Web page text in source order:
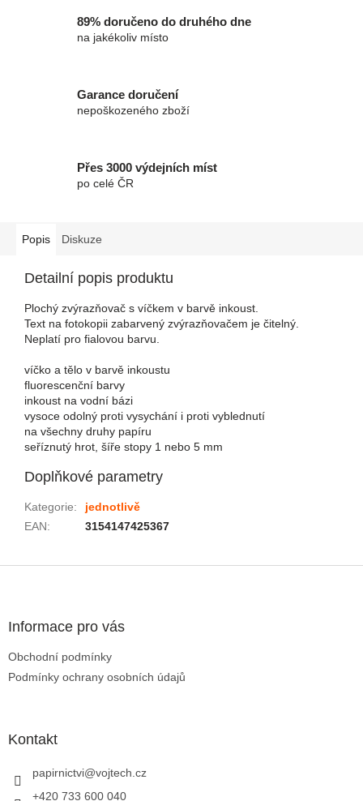
89% doručeno do druhého dne
na jakékoliv místo
Garance doručení
nepoškozeného zboží
Přes 3000 výdejních míst
po celé ČR
Popis Diskuze
Detailní popis produktu
Plochý zvýrazňovač s víčkem v barvě inkoust.
Text na fotokopii zabarvený zvýrazňovačem je čitelný.
Neplatí pro fialovou barvu.
víčko a tělo v barvě inkoustu
fluorescenční barvy
inkoust na vodní bázi
vysoce odolný proti vysychání i proti vyblednutí
na všechny druhy papíru
seříznutý hrot, šíře stopy 1 nebo 5 mm
Doplňkové parametry
Kategorie:
jednotlivě
EAN: 3154147425367
Informace pro vás
Obchodní podmínky
Podmínky ochrany osobních údajů
Kontakt
papirnictvi@vojtech.cz
+420 733 600 040